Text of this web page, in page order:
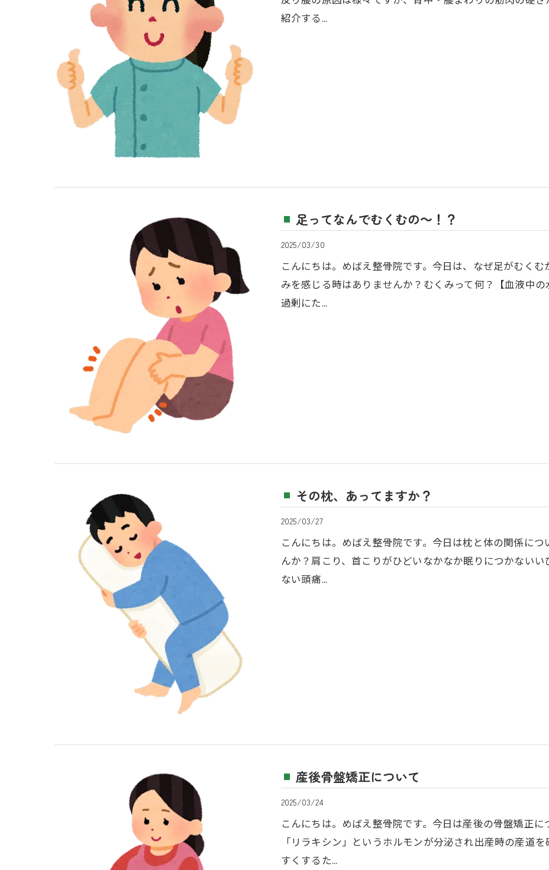
紹介する…
足ってなんでむくむの～！？
2025/03/30
こんにちは。めばえ整骨院です。今日は、なぜ足がむく
みを感じる時はありませんか？むくみって何？【血液中
過剰にた…
その枕、あってますか？
2025/03/27
こんにちは。めばえ整骨院です。今日は枕と体の関係に
んか？肩こり、首こりがひどいなかなか眠りにつかない
ない頭痛…
産後骨盤矯正について
2025/03/24
こんにちは。めばえ整骨院です。今日は産後の骨盤矯正に
「リラキシン」というホルモンが分泌され出産時の産道
すくするた…